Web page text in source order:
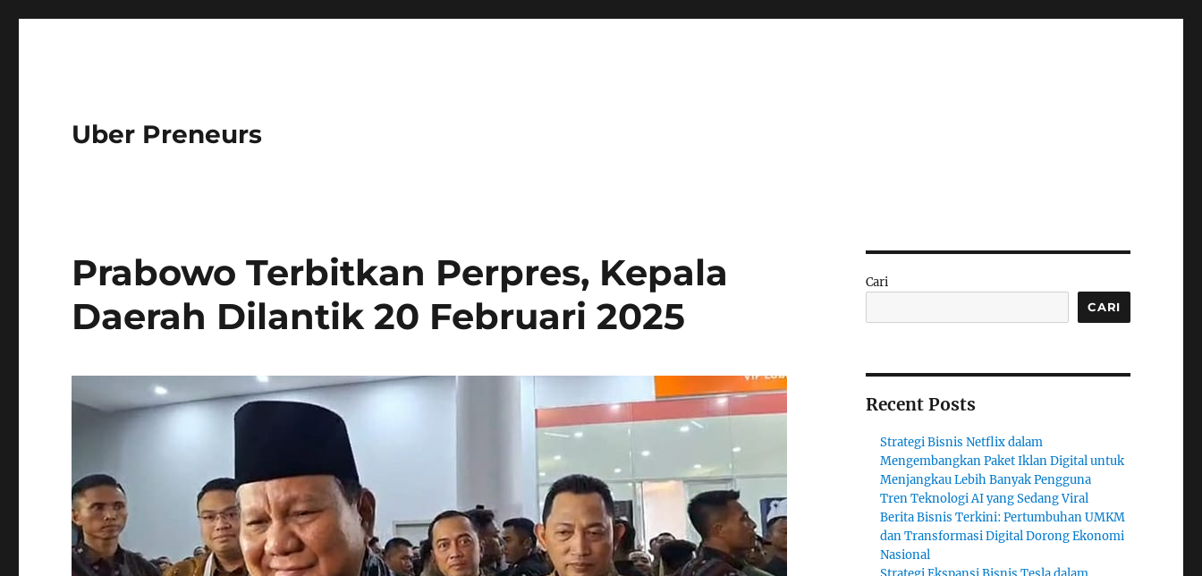
Uber Preneurs
Prabowo Terbitkan Perpres, Kepala
Daerah Dilantik 20 Februari 2025
Cari
CARI
Recent Posts
Strategi Bisnis Netflix dalam
Mengembangkan Paket Iklan Digital untuk
Menjangkau Lebih Banyak Pengguna
Tren Teknologi AI yang Sedang Viral
Berita Bisnis Terkini: Pertumbuhan UMKM
dan Transformasi Digital Dorong Ekonomi
Nasional